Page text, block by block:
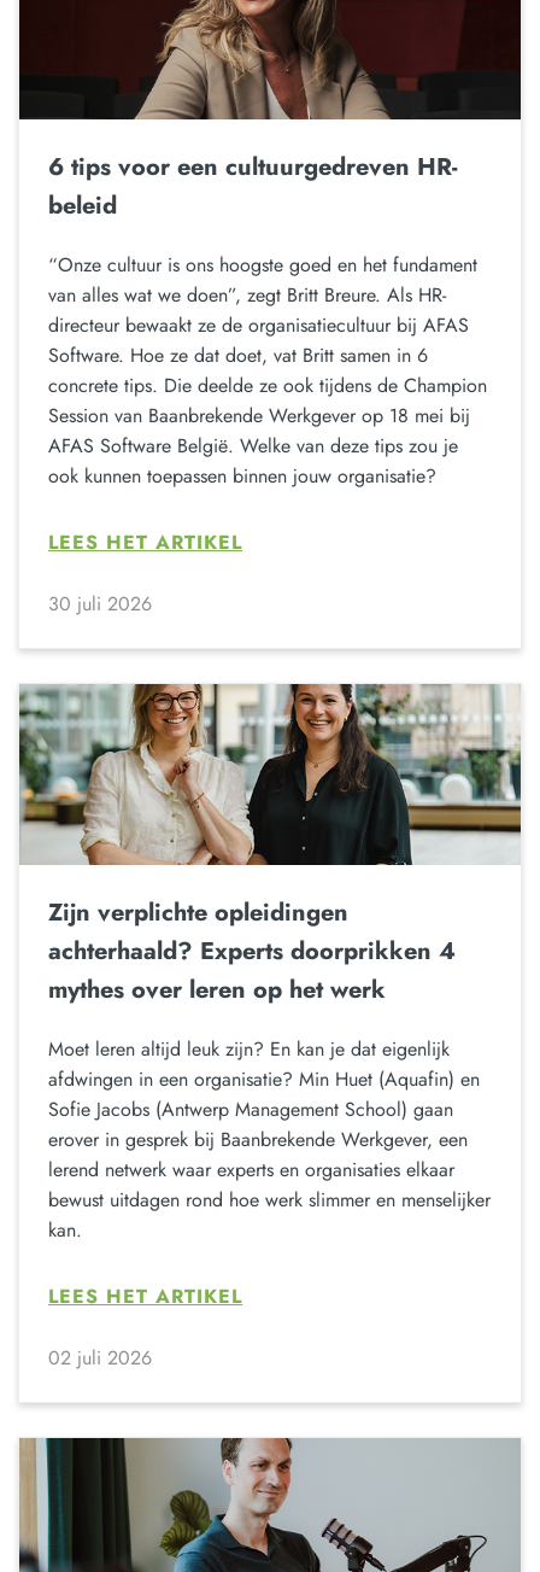
6 tips voor een cultuurgedreven HR-
beleid
“Onze cultuur is ons hoogste goed en het fundament
van alles wat we doen”, zegt Britt Breure. Als HR-
directeur bewaakt ze de organisatiecultuur bij AFAS
Software. Hoe ze dat doet, vat Britt samen in 6
concrete tips. Die deelde ze ook tijdens de Champion
Session van Baanbrekende Werkgever op 18 mei bij
AFAS Software België. Welke van deze tips zou je
ook kunnen toepassen binnen jouw organisatie?
LEES HET ARTIKEL
30 juli 2026
Zijn verplichte opleidingen
achterhaald? Experts doorprikken 4
mythes over leren op het werk
Moet leren altijd leuk zijn? En kan je dat eigenlijk
afdwingen in een organisatie? Min Huet (Aquafin) en
Sofie Jacobs (Antwerp Management School) gaan
erover in gesprek bij Baanbrekende Werkgever, een
lerend netwerk waar experts en organisaties elkaar
bewust uitdagen rond hoe werk slimmer en menselijker
kan.
LEES HET ARTIKEL
02 juli 2026